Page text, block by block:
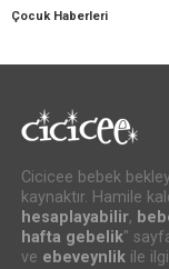
Çocuk Haberleri
Cicicee bebek
kaynaktır. Hamile
hesaplayabilir,
hafta gebelik"
ve ebeveynlikile